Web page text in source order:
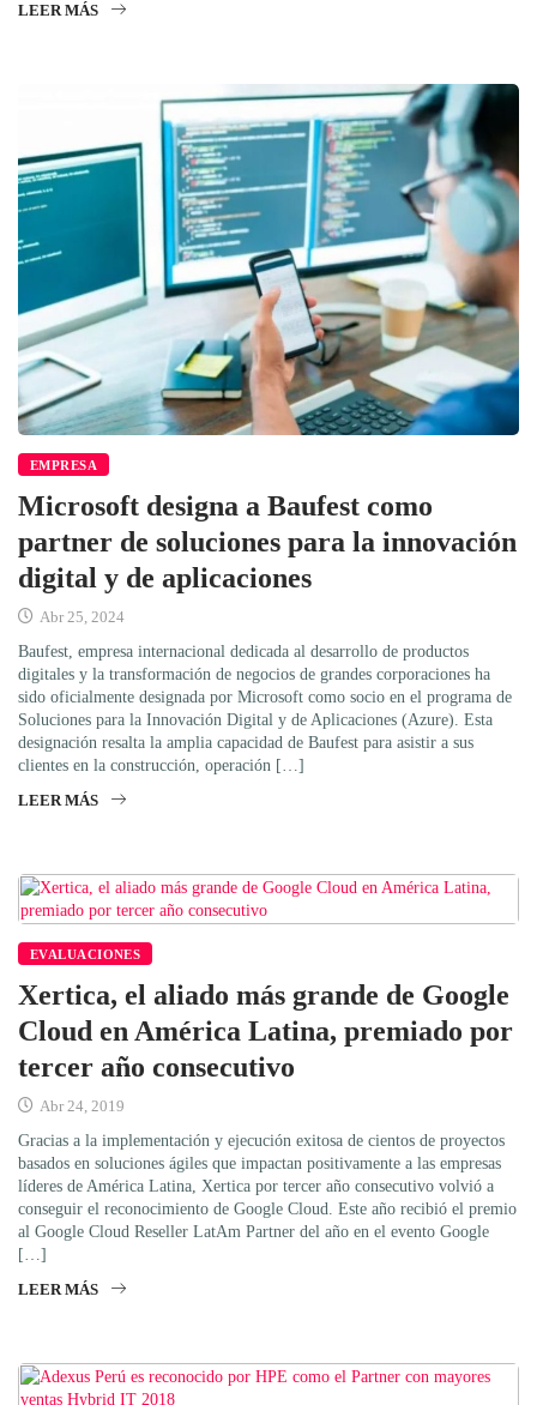
LEER MÁS
EMPRESA
Microsoft designa a Baufest como
partner de soluciones para la innovación
digital y de aplicaciones
Abr 25, 2024
Baufest, empresa internacional dedicada al desarrollo de productos
digitales y la transformación de negocios de grandes corporaciones ha
sido oficialmente designada por Microsoft como socio en el programa de
Soluciones para la Innovación Digital y de Aplicaciones (Azure). Esta
designación resalta la amplia capacidad de Baufest para asistir a sus
clientes en la construcción, operación […]
LEER MÁS
EVALUACIONES
Xertica, el aliado más grande de Google
Cloud en América Latina, premiado por
tercer año consecutivo
Abr 24, 2019
Gracias a la implementación y ejecución exitosa de cientos de proyectos
basados en soluciones ágiles que impactan positivamente a las empresas
líderes de América Latina, Xertica por tercer año consecutivo volvió a
conseguir el reconocimiento de Google Cloud. Este año recibió el premio
al Google Cloud Reseller LatAm Partner del año en el evento Google
[…]
LEER MÁS